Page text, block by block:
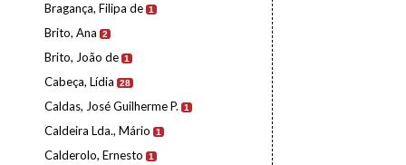
Bragança, Filipa de 1
Brito, Ana 2
Brito, João de 1
Cabeça, Lídia 28
Caldas, José Guilherme P. 1
Caldeira Lda., Mário 1
Calderolo, Ernesto 1